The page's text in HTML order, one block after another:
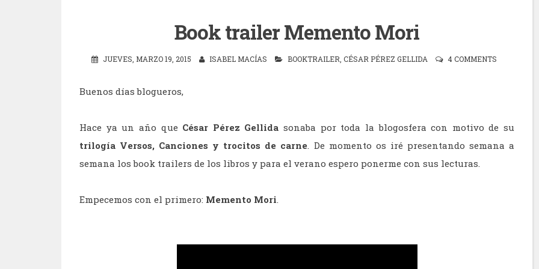
Book trailer Memento Mori
JUEVES, MARZO 19, 2015 ISABEL MACÍAS BOOKTRAILER CÉSAR PÉREZ GELLIDA 4 COMMENTS
Buenos días blogueros,
Hace ya un año que César Pérez Gellida sonaba por toda la blogosfera con motivo de su
trilogía Versos, Canciones y trocitos de carne. De momento os iré presentando semana a
semana los book trailers de los libros y para el verano espero ponerme con sus lecturas.
Empecemos con el primero: Memento Mori.